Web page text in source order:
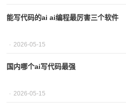
能写代码的ai ai编程最厉害三个软件
2026-05-15
国内哪个ai写代码最强
2026-05-15